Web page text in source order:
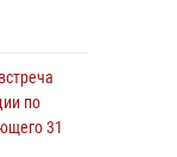
по
31